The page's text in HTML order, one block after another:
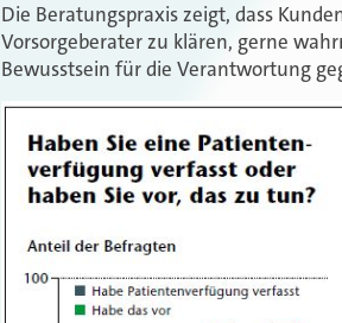
Die Beratungspraxis zeigt, dass
Vorsorgeberater zu klären, gerne
Bewusstsein für die Verantwortung